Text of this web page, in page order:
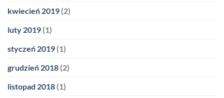
kwiecień 2019 (2)
luty 2019 (1)
styczeń 2019 (1)
grudzień 2018 (2)
listopad 2018 (1)